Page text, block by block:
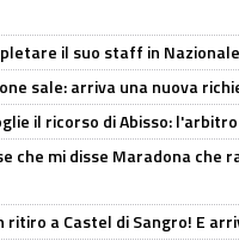
il suo staff in
sale: arriva una nuova
il ricorso di Abisso:
che mi disse Maradona
ritiro a Castel di Sangro! E